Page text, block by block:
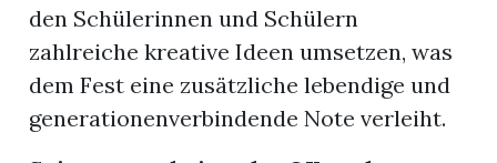
den Schülerinnen und Schülern
zahlreiche kreative Ideen umsetzen, was
dem Fest eine zusätzliche lebendige und
generationenverbindende Note verleiht.